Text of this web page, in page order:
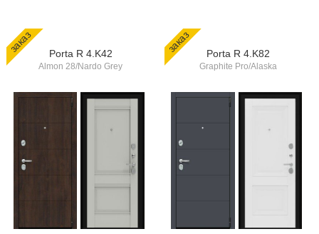
заказ Porta R 4.K42
Almon 28/Nardo Grey
заказ Porta R 4.K82
Graphite Pro/Alaska